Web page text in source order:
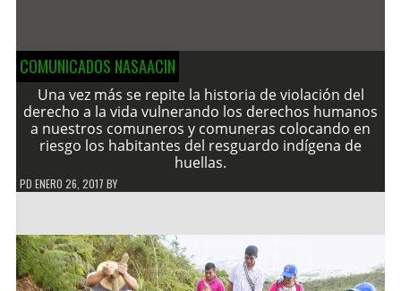
COMUNICADOS NASAACIN
Una vez más se repite la historia de violación del
derecho a la vida vulnerando los derechos humanos
a nuestros comuneros y comuneras colocando en
riesgo los habitantes del resguardo indígena de
huellas.
PD ENERO 26, 2017 BY